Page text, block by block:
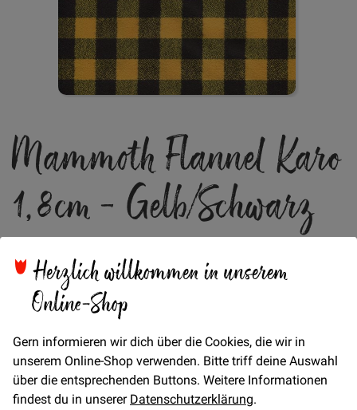
Herzlich willkommen in unserem
Online-Shop
Gern informieren wir dich über die Cookies, die wir in
unserem Online-Shop verwenden. Bitte triff deine Auswahl
über die entsprechenden Buttons. Weitere Informationen
findest du in unsererDatenschutzerklärung.
der
Bildgalerie
springen
Mammoth Flannel Karo
1,8cm - Gelb/Schwarz
22,00 €
€/METER(Freie Eingabe)
In den Warenkorb